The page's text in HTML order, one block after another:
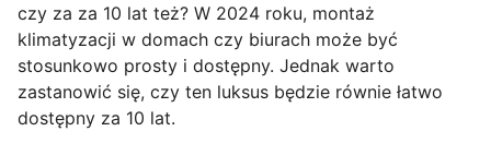
czy za za 10 lat też? W 2024 roku, montaż
klimatyzacji w domach czy biurach może być
stosunkowo prosty i dostępny. Jednak warto
zastanowić się, czy ten luksus będzie równie łatwo
dostępny za 10 lat.